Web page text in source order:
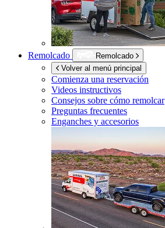
Remolcado
Remolcado
Volver al menú principal
Comienza una reservación
Videos instructivos
Consejos sobre cómo remolcar
Preguntas frecuentes
Enganches y accesorios